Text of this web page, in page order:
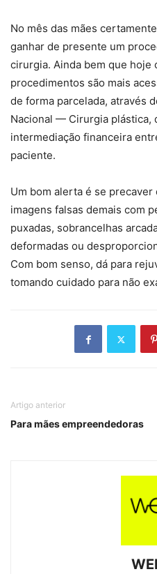
No mês das mães
ganhar de presente um
cirurgia. Ainda bem que hoje
procedimentos são mais
de forma parcelada, através
Nacional — Cirurgia plástica,
intermediação financeira
paciente.
Um bom alerta é se precaver
imagens falsas demais com
puxadas, sobrancelhas
deformadas ou
Com bom senso, dá para
tomando cuidado para não
Artigo anterior
Para mães empreendedoras